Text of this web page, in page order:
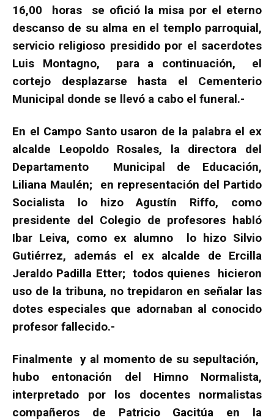
16,00 horas se ofició la misa por el eterno
descanso de su alma en el templo parroquial,
servicio religioso presidido por el sacerdotes
Luis Montagno, para a continuación, el
cortejo desplazarse hasta el Cementerio
Municipal donde se llevó a cabo el funeral.-
En el Campo Santo usaron de la palabra el ex
alcalde Leopoldo Rosales, la directora del
Departamento Municipal de Educación,
Liliana Maulén; en representación del Partido
Socialista lo hizo Agustín Riffo, como
presidente del Colegio de profesores habló
Ibar Leiva, como ex alumno lo hizo Silvio
Gutiérrez, además el ex alcalde de Ercilla
Jeraldo Padilla Etter; todos quienes hicieron
uso de la tribuna, no trepidaron en señalar las
dotes especiales que adornaban al conocido
profesor fallecido.-
Finalmente y al momento de su sepultación,
hubo entonación del Himno Normalista,
interpretado por los docentes normalistas
compañeros de Patricio Gacitúa en la